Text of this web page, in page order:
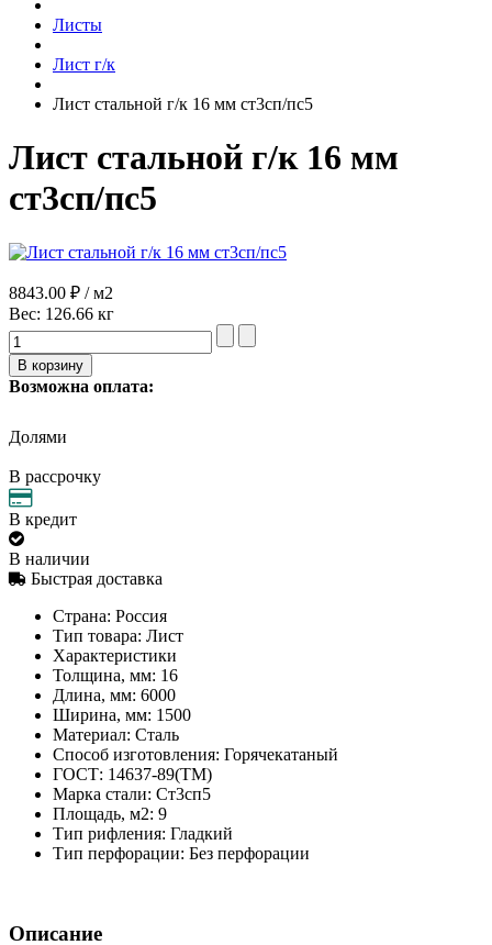
Листы
Лист г/к
Лист стальной г/к 16 мм ст3сп/пс5
Лист стальной г/к 16 мм
ст3сп/пс5
8843.00 ₽ / м2
Вес: 126.66 кг
Возможна оплата:
Долями
В рассрочку
В кредит
В наличии
Быстрая доставка
Страна: Россия
Тип товара: Лист
Характеристики
Толщина, мм: 16
Длина, мм: 6000
Ширина, мм: 1500
Материал: Сталь
Способ изготовления: Горячекатаный
ГОСТ: 14637-89(ТМ)
Марка стали: Ст3сп5
Площадь, м2: 9
Тип рифления: Гладкий
Тип перфорации: Без перфорации
Описание